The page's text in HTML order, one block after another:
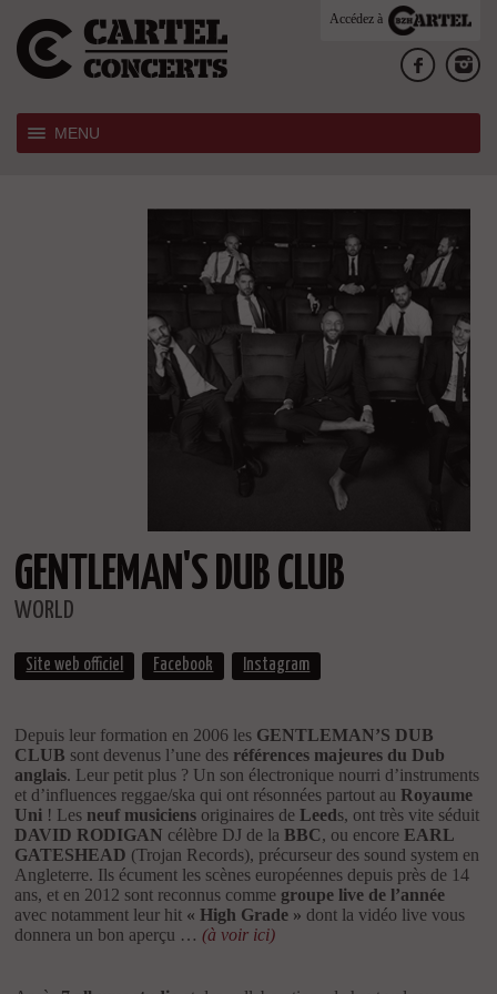
Accédez à
MENU
GENTLEMAN'S DUB CLUB
WORLD
Site web officiel Facebook Instagram
Depuis leur formation en 2006 les GENTLEMAN’S DUB
CLUB sont devenus l’une des références majeures du Dub
anglais. Leur petit plus ? Un son électronique nourri d’instruments
et d’influences reggae/ska qui ont résonnées partout auRoyaume
Uni ! Les neuf musiciens originaires deLeeds, ont très vite séduit
DAVID RODIGAN célèbre DJ de laBBC, ou encoreEARL
GATESHEAD (Trojan Records), précurseur des sound system en
Angleterre. Ils écument les scènes européennes depuis près de 14
ans, et en 2012 sont reconnus comme groupe live de l’année
avec notamment leur hit « High Grade » dont la vidéo live vous
donnera un bon aperçu …(à voir ici)